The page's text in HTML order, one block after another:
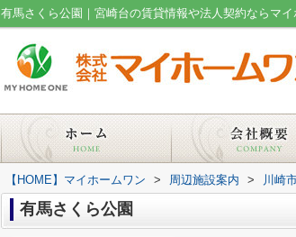
有馬さくら公園｜宮崎台の賃貸情報や法人契約ならマイ
【HOME】マイホームワン > 周辺施設案内 > 川崎
有馬さくら公園